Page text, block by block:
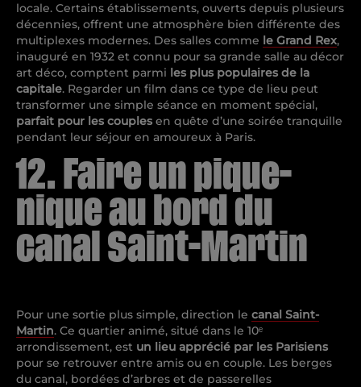
locale. Certains établissements, ouverts depuis plusieurs
décennies, offrent une atmosphère bien différente des
multiplexes modernes. Des salles comme le Grand Rex,
inauguré en 1932 et connu pour sa grande salle au décor
art déco, comptent parmi les plus populaires de la
capitale. Regarder un film dans ce type de lieu peut
transformer une simple séance en moment spécial,
parfait pour les couples en quête d’une soirée tranquille
pendant leur séjour en amoureux à Paris.
12. Faire un pique-
nique au bord du
canal Saint-Martin
Pour une sortie plus simple, direction le canal Saint-
Martin. Ce quartier animé, situé dans le 10ᵉ
arrondissement, est un lieu apprécié par les Parisiens
pour se retrouver entre amis ou en couple. Les berges
du canal, bordées d’arbres et de passerelles